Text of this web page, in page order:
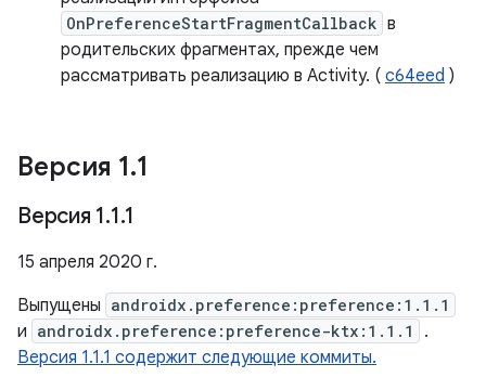
OnPreferenceStartFragmentCallback в
родительских фрагментах, прежде чем
рассматривать реализацию в Activity. ( c64eed )
Версия 1.1
Версия 1.1.1
15 апреля 2020 г.
Выпущены androidx.preference:preference:1.1.1
и androidx.preference:preference-ktx:1.1.1
.
Версия 1.1.1 содержит следующие коммиты.